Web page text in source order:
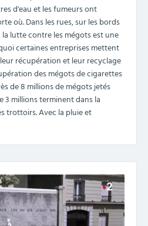
d'eau et les fumeurs ont
où. Dans les rues, sur les bords
lutte contre les mégots est une
certaines entreprises mettent
récupération et leur recyclage
des mégots de cigarettes
de 8 millions de mégots jetés
3 millions terminent dans la
trottoirs. Avec la pluie et